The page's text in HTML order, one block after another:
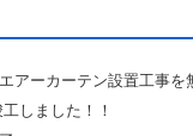
アーカーテン設置工事を
しました！！